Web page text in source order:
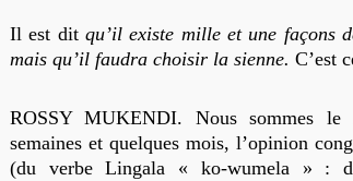
Il est dit qu’il existe mille et une façons
mais qu’il faudra choisir la sienne. C’est
ROSSY MUKENDI. Nous sommes
semaines et quelques mois, l’opinion
(du verbe Lingala « ko-wumela » :